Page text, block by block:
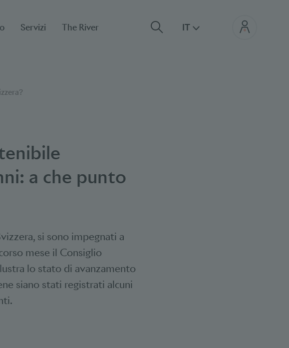
Servizi The River IT
a che punto
si sono impegnati a
mese il Consiglio
lo stato di avanzamento
siano stati registrati alcuni